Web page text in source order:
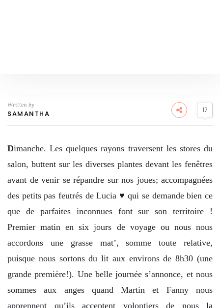
Written by
SAMANTHA 17
Dimanche. Les quelques rayons traversent les stores du
salon, buttent sur les diverses plantes devant les fenêtres
avant de venir se répandre sur nos joues; accompagnées
des petits pas feutrés de Lucia ♥ qui se demande bien ce
que de parfaites inconnues font sur son territoire !
Premier matin en six jours de voyage ou nousnous
accordons une grasse mat’, somme toute relative,
puisque nous sortons du lit aux environs de 8h30 (une
grande première!). Une belle journée s’annonce, et nous
sommes aux anges quand Martin et Fanny nous
apprennent qu’ils acceptent volontiers de nous la